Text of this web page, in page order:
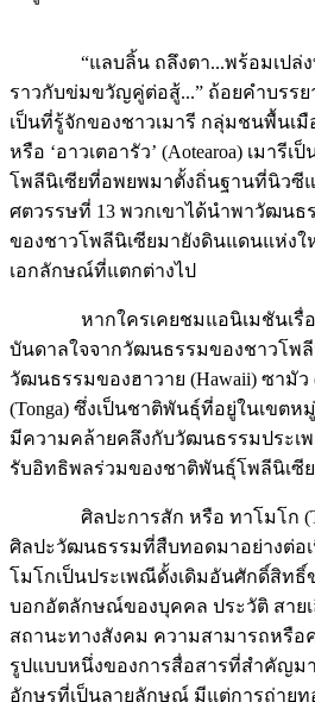
“แลบลิ้น ถลึงตา...พร้อมเปล่งท
ราวกับข่มขวัญคู่ต่อสู้...” ถ้อยคำบรร
เป็นที่รู้จักของชาวเมารี กลุ่มชนพื้นเ
หรือ ‘อาวเตอารัว’ (Aotearoa) เมารี
โพลีนิเซียที่อพยพมาตั้งถิ่นฐานที่นิวซี
ศตวรรษที่ 13 พวกเขาได้นำพาวัฒนธ
ของชาวโพลีนิเซียมายังดินแดนแห่ง
เอกลักษณ์ที่แตกต่างไป
หากใครเคยชมแอนิเมชันเรื่อง
บันดาลใจจากวัฒนธรรมของชาวโพ
วัฒนธรรมของฮาวาย (Hawaii) ซามัว
(Tonga) ซึ่งเป็นชาติพันธุ์ที่อยู่ในเขตห
มีความคล้ายคลึงกับวัฒนธรรมประเพ
รับอิทธิพลร่วมของชาติพันธุ์โพลีนิเซีย
ศิลปะการสัก หรือ ทาโมโก (Ta
ศิลปะวัฒนธรรมที่สืบทอดมาอย่างต่อเ
โมโกเป็นประเพณีดั้งเดิมอันศักดิ์สิทธิ์
บอกอัตลักษณ์ของบุคคล ประวัติ สายเ
สถานะทางสังคม ความสามารถหรือ
รูปแบบหนึ่งของการสื่อสารที่สำคัญม
อักษรที่เป็นลายลักษณ์ มีแต่การถ่ายท